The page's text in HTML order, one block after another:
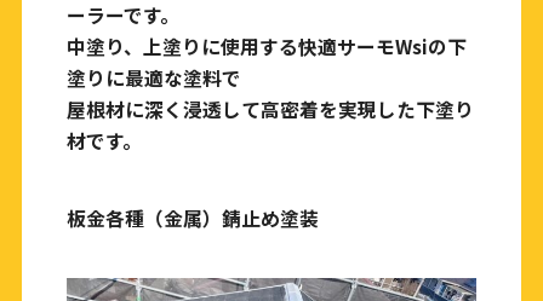
ーラーです。
中塗り、上塗りに使用する快適サーモWsiの下
塗りに最適な塗料で
屋根材に深く浸透して高密着を実現した下塗り
材です。
板金各種（金属）錆止め塗装